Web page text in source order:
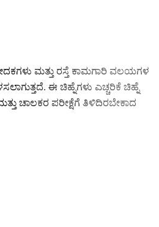
ಮತ್ತು ರಸ್ತೆ ಕಾಮಗಾರಿ ವಲಯಗಳ
ಈ ಚಿಹ್ನೆಗಳು ಎಚ್ಚರಿಕೆ ಚಿಹ್ನೆ
ಚಾಲಕರ ಪರೀಕ್ಷೆಗೆ ತಿಳಿದಿರಬೇಕಾದ